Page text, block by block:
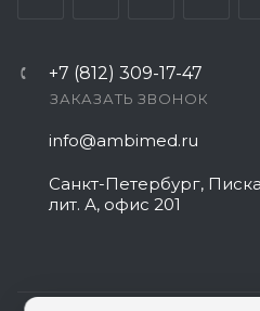
+7 (812) 309-17-47
ЗАКАЗАТЬ ЗВОНОК
info@ambimed.ru
Санкт-Петербург,
лит. А, офис 201